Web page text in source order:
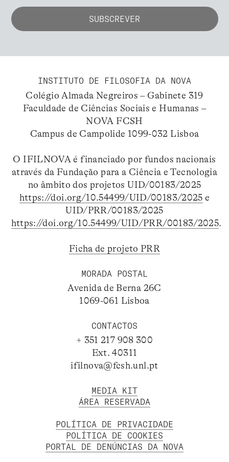
INSTITUTO DE FILOSOFIA DA NOVA
Colégio Almada Negreiros – Gabinete 319
Faculdade de Ciências Sociais e Humanas –
NOVA FCSH
Campus de Campolide 1099-032 Lisboa
O IFILNOVA é financiado por fundos nacionais
através da Fundação para a Ciência e Tecnologia
no âmbito dos projetos UID/00183/2025
https://doi.org/10.54499/UID/00183/2025 e
UID/PRR/00183/2025
https://doi.org/10.54499/UID/PRR/00183/2025.
Ficha de projeto PRR
MORADA POSTAL
Avenida de Berna 26C
1069-061 Lisboa
CONTACTOS
+ 351 217 908 300
Ext. 40311
ifilnova@fcsh.unl.pt
MEDIA KIT
ÁREA RESERVADA
POLÍTICA DE PRIVACIDADE
POLÍTICA DE COOKIES
PORTAL DE DENÚNCIAS DA NOVA